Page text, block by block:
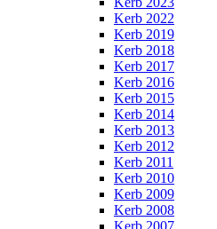
Kerb 2022
Kerb 2019
Kerb 2018
Kerb 2017
Kerb 2016
Kerb 2015
Kerb 2014
Kerb 2013
Kerb 2012
Kerb 2011
Kerb 2010
Kerb 2009
Kerb 2008
Kerb 2007